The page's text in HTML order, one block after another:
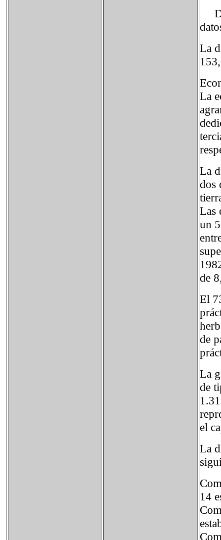
La
La
La
dos
Las
un
de
El
de
La
de
el
La
14